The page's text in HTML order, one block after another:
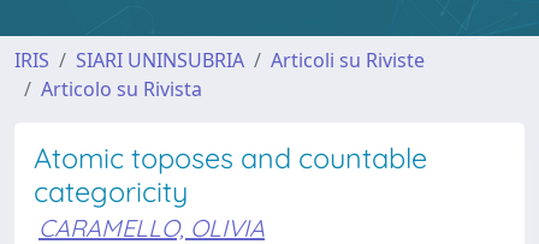
IRIS SIARI UNINSUBRIA
Articoli su Riviste
Articolo su Rivista
Atomic toposes and countable
categoricity
CARAMELLO, OLIVIA